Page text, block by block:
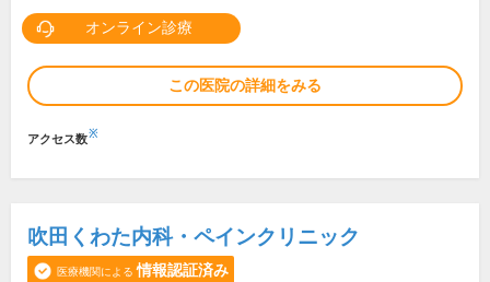
オンライン診療
この医院の詳細をみる
アクセス数※
吹田くわた内科・ペインクリニック
医療機関による 情報認証済み